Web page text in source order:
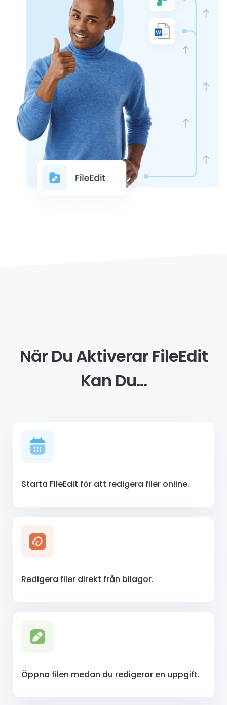
När Du Aktiverar FileEdit
Kan Du...
Starta FileEdit för att redigera filer online.
Redigera filer direkt från bilagor.
Öppna filen medan du redigerar en uppgift.